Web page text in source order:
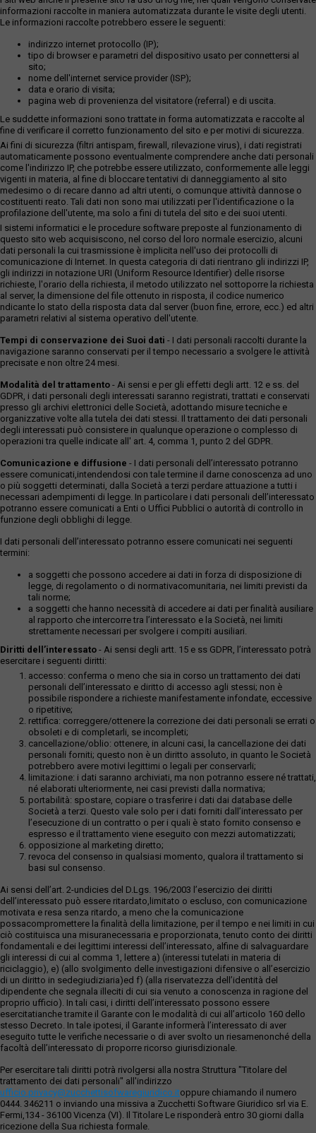
informazioni raccolte in maniera automatizzata durante le visite degli utenti.
Le informazioni raccolte potrebbero essere le seguenti:
indirizzo internet protocollo (IP);
tipo di browser e parametri del dispositivo usato per connettersi al
sito;
nome dell'internet service provider (ISP);
data e orario di visita;
pagina web di provenienza del visitatore (referral) e di uscita.
Le suddette informazioni sono trattate in forma automatizzata e raccolte al
fine di verificare il corretto funzionamento del sito e per motivi di sicurezza.
Ai fini di sicurezza (filtri antispam, firewall, rilevazione virus), i dati registrati
automaticamente possono eventualmente comprendere anche dati personali
come l'indirizzo IP, che potrebbe essere utilizzato, conformemente alle leggi
vigenti in materia, al fine di bloccare tentativi di danneggiamento al sito
medesimo o di recare danno ad altri utenti, o comunque attività dannose o
costituenti reato. Tali dati non sono mai utilizzati per l'identificazione o la
profilazione dell'utente, ma solo a fini di tutela del sito e dei suoi utenti.
I sistemi informatici e le procedure software preposte al funzionamento di
questo sito web acquisiscono, nel corso del loro normale esercizio, alcuni
dati personali la cui trasmissione è implicita nell'uso dei protocolli di
comunicazione di Internet. In questa categoria di dati rientrano gli indirizzi IP,
gli indirizzi in notazione URI (Uniform Resource Identifier) delle risorse
richieste, l'orario della richiesta, il metodo utilizzato nel sottoporre la richiesta
al server, la dimensione del file ottenuto in risposta, il codice numerico
ndicante lo stato della risposta data dal server (buon fine, errore, ecc.) ed altri
parametri relativi al sistema operativo dell'utente.
Tempi di conservazione dei Suoi dati - I dati personali raccolti durante la
navigazione saranno conservati per il tempo necessario a svolgere le attività
precisate e non oltre 24 mesi.
Modalità del trattamento - Ai sensi e per gli effetti degli artt. 12 e ss. del
GDPR, i dati personali degli interessati saranno registrati, trattati e conservati
presso gli archivi elettronici delle Società, adottando misure tecniche e
organizzative volte alla tutela dei dati stessi. Il trattamento dei dati personali
degli interessati può consistere in qualunque operazione o complesso di
operazioni tra quelle indicate all' art. 4, comma 1, punto 2 del GDPR.
Comunicazione e diffusione - I dati personali dell’interessato potranno
essere comunicati,intendendosi con tale termine il darne conoscenza ad uno
o più soggetti determinati, dalla Società a terzi perdare attuazione a tutti i
necessari adempimenti di legge. In particolare i dati personali dell’interessato
potranno essere comunicati a Enti o Uffici Pubblici o autorità di controllo in
funzione degli obblighi di legge.
I dati personali dell’interessato potranno essere comunicati nei seguenti
termini:
a soggetti che possono accedere ai dati in forza di disposizione di
legge, di regolamento o di normativacomunitaria, nei limiti previsti da
tali norme;
a soggetti che hanno necessità di accedere ai dati per finalità ausiliare
al rapporto che intercorre tra l’interessato e la Società, nei limiti
strettamente necessari per svolgere i compiti ausiliari.
Diritti dell’interessato - Ai sensi degli artt. 15 e ss GDPR, l’interessato potrà
esercitare i seguenti diritti:
accesso: conferma o meno che sia in corso un trattamento dei dati
personali dell’interessato e diritto di accesso agli stessi; non è
possibile rispondere a richieste manifestamente infondate, eccessive
o ripetitive;
rettifica: correggere/ottenere la correzione dei dati personali se errati o
obsoleti e di completarli, se incompleti;
cancellazione/oblio: ottenere, in alcuni casi, la cancellazione dei dati
personali forniti; questo non è un diritto assoluto, in quanto le Società
potrebbero avere motivi legittimi o legali per conservarli;
limitazione: i dati saranno archiviati, ma non potranno essere né trattati,
né elaborati ulteriormente, nei casi previsti dalla normativa;
portabilità: spostare, copiare o trasferire i dati dai database delle
Società a terzi. Questo vale solo per i dati forniti dall’interessato per
l’esecuzione di un contratto o per i quali è stato fornito consenso e
espresso e il trattamento viene eseguito con mezzi automatizzati;
opposizione al marketing diretto;
revoca del consenso in qualsiasi momento, qualora il trattamento si
basi sul consenso.
Ai sensi dell’art. 2-undicies del D.Lgs. 196/2003 l’esercizio dei diritti
dell’interessato può essere ritardato,limitato o escluso, con comunicazione
motivata e resa senza ritardo, a meno che la comunicazione
possacompromettere la finalità della limitazione, per il tempo e nei limiti in cui
ciò costituisca una misuranecessaria e proporzionata, tenuto conto dei diritti
fondamentali e dei legittimi interessi dell’interessato, alfine di salvaguardare
gli interessi di cui al comma 1, lettere a) (interessi tutelati in materia di
riciclaggio), e) (allo svolgimento delle investigazioni difensive o all’esercizio
di un diritto in sedegiudiziaria)ed f) (alla riservatezza dell’identità del
dipendente che segnala illeciti di cui sia venuto a conoscenza in ragione del
proprio ufficio). In tali casi, i diritti dell’interessato possono essere
esercitatianche tramite il Garante con le modalità di cui all’articolo 160 dello
stesso Decreto. In tale ipotesi, il Garante informerà l’interessato di aver
eseguito tutte le verifiche necessarie o di aver svolto un riesamenonché della
facoltà dell’interessato di proporre ricorso giurisdizionale.
Per esercitare tali diritti potrà rivolgersi alla nostra Struttura "Titolare del
trattamento dei dati personali" all'indirizzo
ufficio.privacy@zucchettisofwaregiuridico.itoppure chiamando il numero
0444. 346211 o inviando una missiva a Zucchetti Software Giuridico srl via E.
Fermi,134 - 36100 Vicenza (VI). Il Titolare Le risponderà entro 30 giorni dalla
ricezione della Sua richiesta formale.